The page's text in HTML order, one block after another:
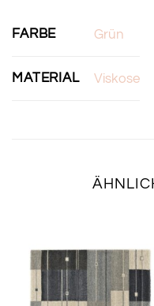
FARBE Grün
MATERIAL Viskose